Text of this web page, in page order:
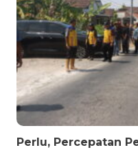
Perlu, Percepatan